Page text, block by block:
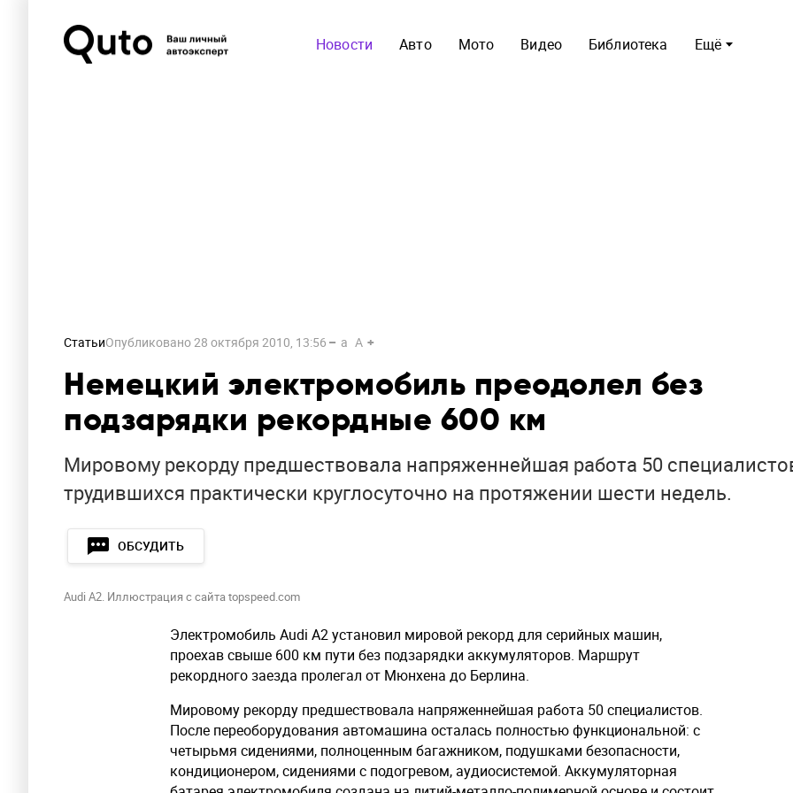
Ещё
Новости Авто Мото Видео Библиотека
СтатьиОпубликовано28 октября 2010, 13:56 a A
Немецкий электромобиль преодолел без
подзарядки рекордные 600 км
Мировому рекорду предшествовала напряженнейшая работа 50
трудившихся практически круглосуточно на протяжении шести недель.
ОБСУДИТЬ
Audi A2. Иллюстрация с сайта topspeed.com
Электромобиль Audi A2 установил мировой рекорд для серийных машин,
проехав свыше 600 км пути без подзарядки аккумуляторов. Маршрут
рекордного заезда пролегал от Мюнхена до Берлина.
Мировому рекорду предшествовала напряженнейшая работа 50 специалистов.
После переоборудования автомашина осталась полностью функциональной: с
четырьмя сидениями, полноценным багажником, подушками безопасности,
кондиционером, сидениями с подогревом, аудиосистемой. Аккумуляторная